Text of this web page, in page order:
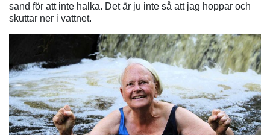
sand för att inte halka. Det är ju inte så att jag hoppar och
skuttar ner i vattnet.